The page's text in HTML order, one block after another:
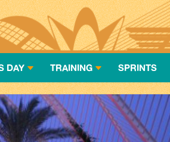
DAY TRAINING SPRINTS